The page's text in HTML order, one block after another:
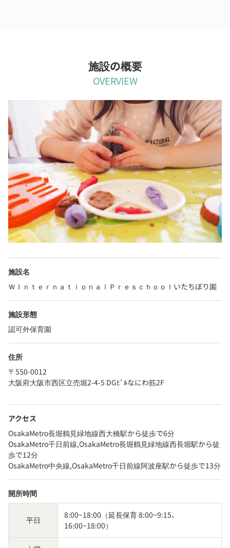
施設の概要
OVERVIEW
施設名
ＷＩｎｔｅｒｎａｔｉｏｎａｌＰｒｅｓｃｈｏｏｌいたちぼり園
施設形態
認可外保育園
住所
〒550-0012
大阪府大阪市西区立売堀2-4-5 DGﾋﾞﾙなにわ筋2F
アクセス
OsakaMetro長堀鶴見緑地線西大橋駅から徒歩で6分
OsakaMetro千日前線,OsakaMetro長堀鶴見緑地線西長堀駅から徒
歩で12分
OsakaMetro中央線,OsakaMetro千日前線阿波座駅から徒歩で13分
開所時間
平日
8:00~18:00（延長保育 8:00~9:15、
16:00~18:00）